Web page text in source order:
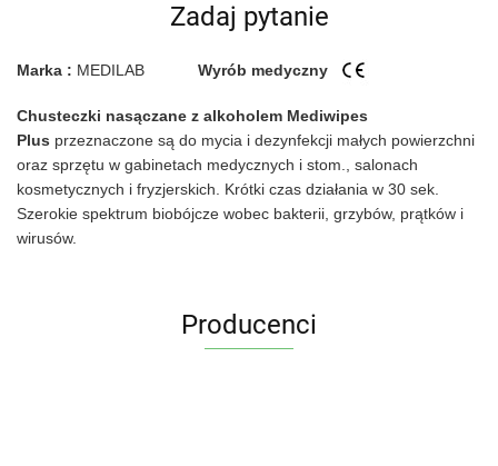
Zadaj pytanie
Marka : MEDILAB Wyrób medyczny
Chusteczki nasączane z alkoholem Mediwipes
Plus przeznaczone są do mycia i dezynfekcji małych powierzchni
oraz sprzętu w gabinetach medycznych i stom., salonach
kosmetycznych i fryzjerskich. Krótki czas działania w 30 sek.
Szerokie spektrum biobójcze wobec bakterii, grzybów, prątków i
wirusów.
Producenci